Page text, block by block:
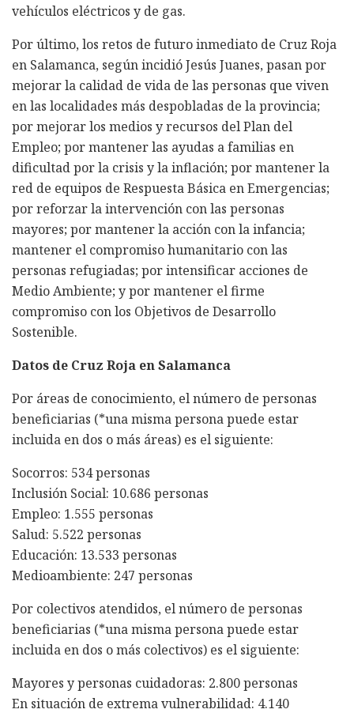
vehículos eléctricos y de gas.
Por último, los retos de futuro inmediato de Cruz Roja
en Salamanca, según incidió Jesús Juanes, pasan por
mejorar la calidad de vida de las personas que viven
en las localidades más despobladas de la provincia;
por mejorar los medios y recursos del Plan del
Empleo; por mantener las ayudas a familias en
dificultad por la crisis y la inflación; por mantener la
red de equipos de Respuesta Básica en Emergencias;
por reforzar la intervención con las personas
mayores; por mantener la acción con la infancia;
mantener el compromiso humanitario con las
personas refugiadas; por intensificar acciones de
Medio Ambiente; y por mantener el firme
compromiso con los Objetivos de Desarrollo
Sostenible.
Datos de Cruz Roja en Salamanca
Por áreas de conocimiento, el número de personas
beneficiarias (*una misma persona puede estar
incluida en dos o más áreas) es el siguiente:
Socorros: 534 personas
Inclusión Social: 10.686 personas
Empleo: 1.555 personas
Salud: 5.522 personas
Educación: 13.533 personas
Medioambiente: 247 personas
Por colectivos atendidos, el número de personas
beneficiarias (*una misma persona puede estar
incluida en dos o más colectivos) es el siguiente:
Mayores y personas cuidadoras: 2.800 personas
En situación de extrema vulnerabilidad: 4.140